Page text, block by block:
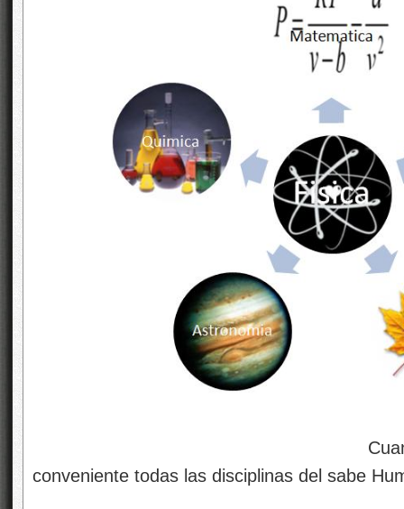
Cuando sepamos
conveniente todas las disciplinas del sabe